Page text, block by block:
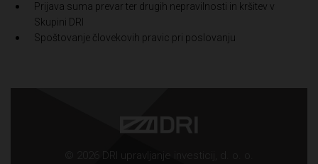
Prijava suma prevar ter drugih nepravilnosti in kršitev v
Skupini DRI
Spoštovanje človekovih pravic pri poslovanju
© 2026 DRI upravljanje investicij, d. o. o.